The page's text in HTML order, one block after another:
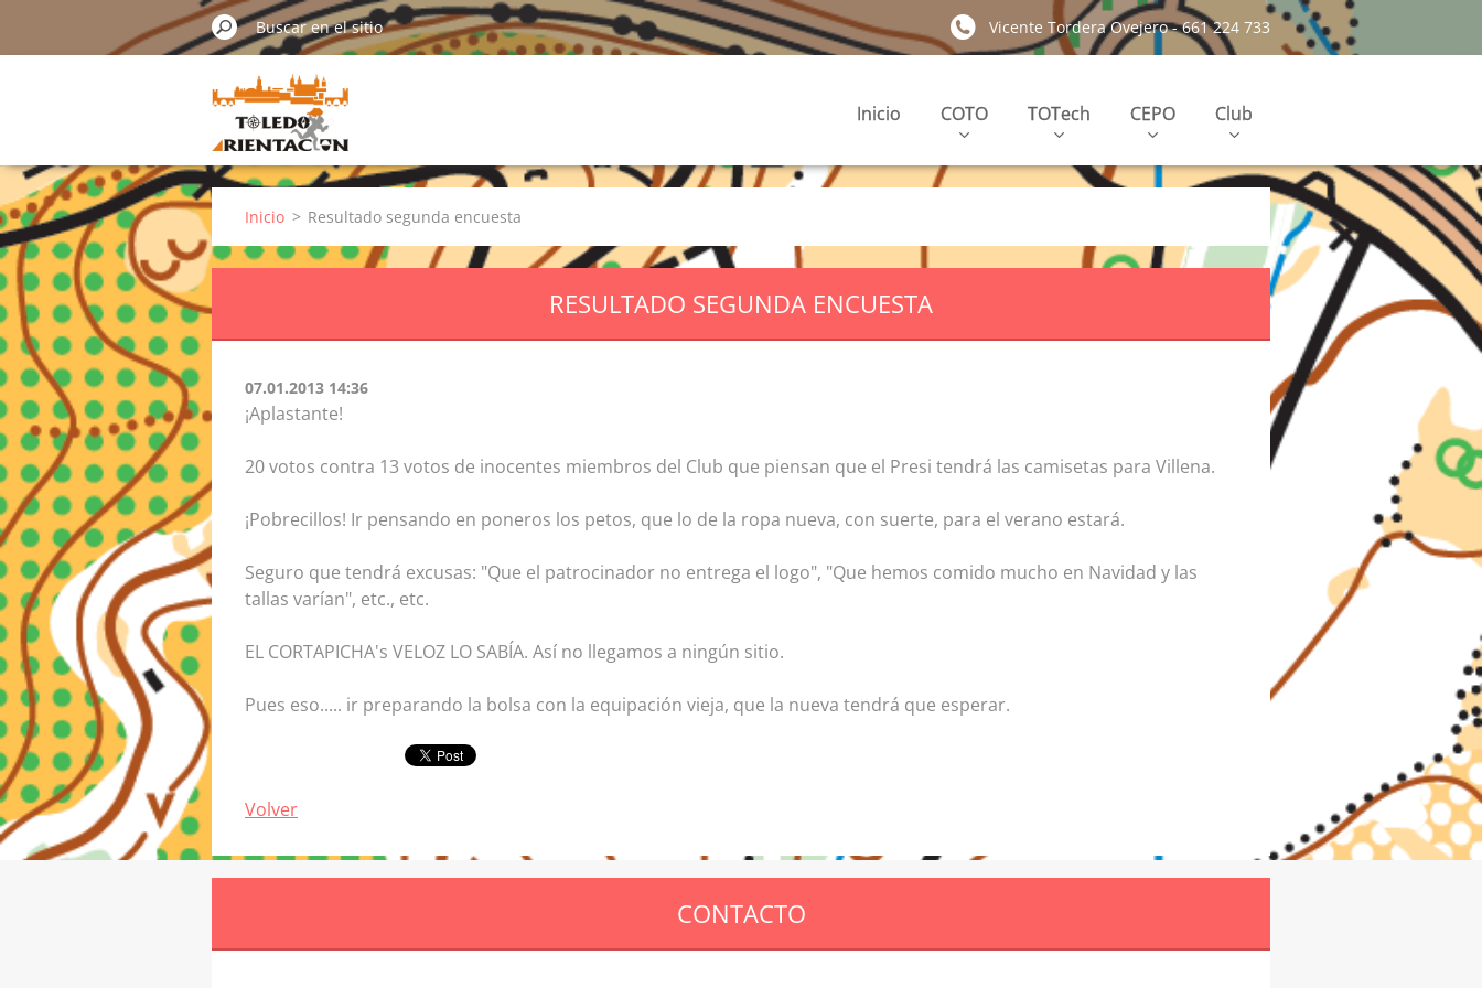
Vicente Tordera Ovejero - 661 224 733
Inicio COTO TOTech CEPO Club
Inicio > Resultado segunda encuesta
RESULTADO SEGUNDA ENCUESTA
07.01.2013 14:36
¡Aplastante!
20 votos contra 13 votos de inocentes miembros del Club que piensan que el Presi tendrá las camisetas para Villena.
¡Pobrecillos! Ir pensando en poneros los petos, que lo de la ropa nueva, con suerte, para el verano estará.
Seguro que tendrá excusas: "Que el patrocinador no entrega el logo", "Que hemos comido mucho en Navidad y las
tallas varían", etc., etc.
EL CORTAPICHA's VELOZ LO SABÍA. Así no llegamos a ningún sitio.
Pues eso..... ir preparando la bolsa con la equipación vieja, que la nueva tendrá que esperar.
Volver
CONTACTO